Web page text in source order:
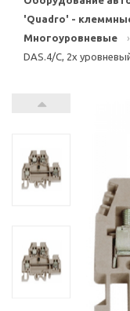
'Quadro' -
Многоуровневые
›
DAS.4/C, 2х